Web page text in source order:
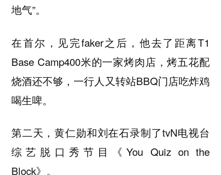
地气”。
在首尔，见完faker之后，他去了距离T1
Base Camp400米的一家烤肉店，烤五花配
烧酒还不够，一行人又转站BBQ门店吃炸鸡
喝生啤。
第二天，黄仁勋和刘在石录制了tvN电视台
综艺脱口秀节目《You Quiz on the
Block》。